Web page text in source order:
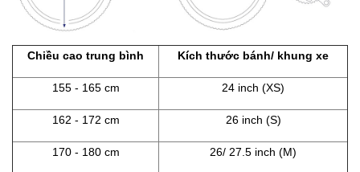
Chiều cao trung bình Kích thước bánh/ khung xe
155 - 165 cm 24 inch (XS)
162 - 172 cm 26 inch (S)
170 - 180 cm 26/ 27.5 inch (M)